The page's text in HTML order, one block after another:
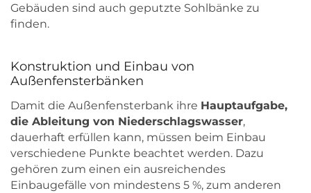
Gebäuden sind auch geputzte Sohlbänke zu
finden.
Konstruktion und Einbau von
Außenfensterbänken
Damit die Außenfensterbank ihre Hauptaufgabe,
die Ableitung von Niederschlagswasser,
dauerhaft erfüllen kann, müssen beim Einbau
verschiedene Punkte beachtet werden. Dazu
gehören zum einen ein ausreichendes
Einbaugefälle von mindestens 5 %, zum anderen